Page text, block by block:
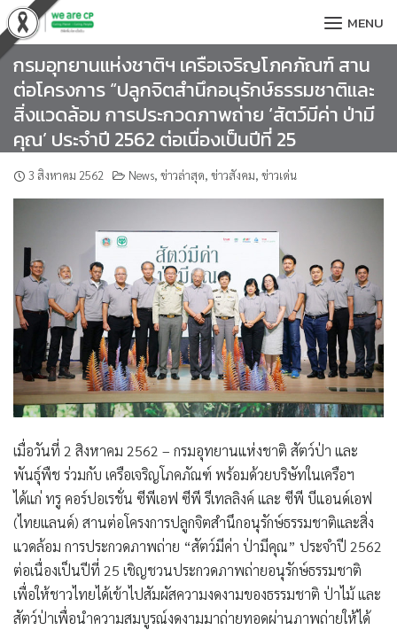
Skip
to
content
MENU
กรมอุทยานแห่งชาติฯ เครือเจริญโภคภัณฑ์ สาน
ต่อโครงการ “ปลูกจิตสำนึกอนุรักษ์ธรรมชาติและ
สิ่งแวดล้อม การประกวดภาพถ่าย ‘สัตว์มีค่า ป่ามี
คุณ’ ประจำปี 2562 ต่อเนื่องเป็นปีที่ 25
3 สิงหาคม 2562 News, ข่าวล่าสุด, ข่าวสังคม, ข่าวเด่น
เมื่อวันที่ 2 สิงหาคม 2562 – กรมอุทยานแห่งชาติ สัตว์ป่า และ
พันธุ์พืช ร่วมกับ เครือเจริญโภคภัณฑ์ พร้อมด้วยบริษัทในเครือฯ
ได้แก่ ทรู คอร์ปอเรชั่น ซีพีเอฟ ซีพี รีเทลลิงค์ และ ซีพี บีแอนด์เอฟ
(ไทยแลนด์) สานต่อโครงการปลูกจิตสำนึกอนุรักษ์ธรรมชาติและสิ่ง
แวดล้อม การประกวดภาพถ่าย “สัตว์มีค่า ป่ามีคุณ” ประจำปี 2562
ต่อเนื่องเป็นปีที่ 25 เชิญชวนประกวดภาพถ่ายอนุรักษ์ธรรมชาติ
เพื่อให้ชาวไทยได้เข้าไปสัมผัสความงดงามของธรรมชาติ ป่าไม้ และ
สัตว์ป่าเพื่อนำความสมบูรณ์งดงามมาถ่ายทอดผ่านภาพถ่ายให้ได้